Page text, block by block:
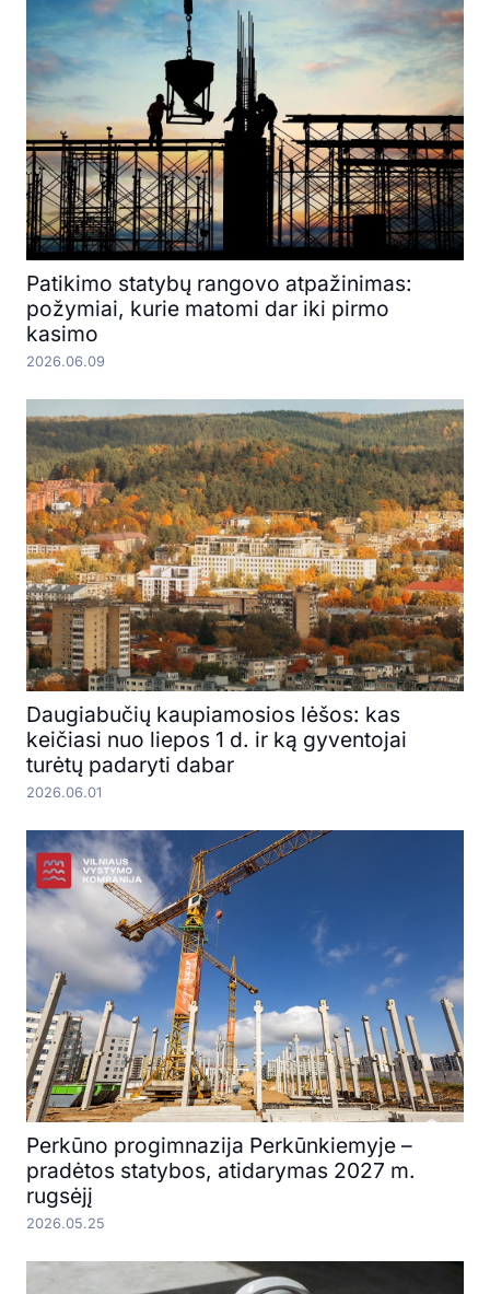
Patikimo statybų rangovo atpažinimas:
požymiai, kurie matomi dar iki pirmo
kasimo
2026.06.09
Daugiabučių kaupiamosios lėšos: kas
keičiasi nuo liepos 1 d. ir ką gyventojai
turėtų padaryti dabar
2026.06.01
Perkūno progimnazija Perkūnkiemyje –
pradėtos statybos, atidarymas 2027 m.
rugsėjį
2026.05.25